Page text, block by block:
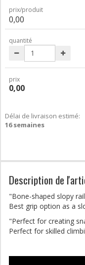
prix/produit
0,00
quantité
prix
0,00
Délai de livraison estimé:
16 semaines
Description de
"Bone-shaped slopy rail
Best grip option as a
"Perfect for creating
Perfect for skilled